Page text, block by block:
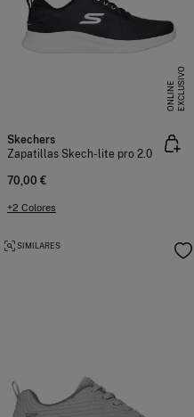
E
X
C
L
U
SI
V
O
O
N
L
I
N
E
Skechers
Zapatillas Skech-lite pro 2.0
70,00 €
+2 Colores
SIMILARES